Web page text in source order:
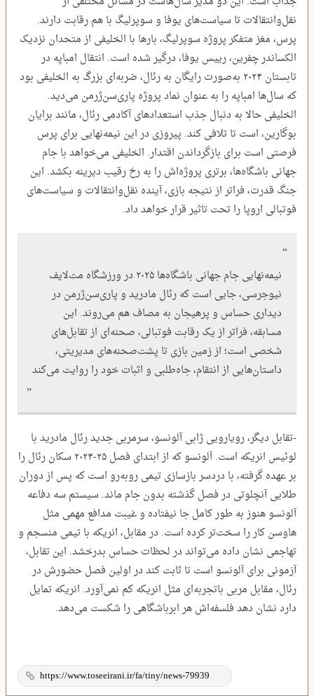
نقل‌وانتقالات تا سیاست‌های یوفا و سوپرلیگ با هم رقابت دارند.
پرس، مغز متفکر پروژه سوپرلیگ، بارها با الخلیفی از متحدان نزدیک
الکساندر چفرین، رییس یوفا، درگیر شده است. انتقال امباپه در
تابستان ۲۰۲۴ به‌صورت رایگان به رئال، ضربه‌ای بزرگ به الخلیفی بود
که سال‌ها امباپه را به ‌عنوان نماد پروژه پاری‌سن‌ژرمن می‌دید.
الخلیفی حالا به دنبال جذب استعدادهای آکادمی رئال، مانند برایان
بوگارین، است تا تلافی کند. پیروزی در این نیمه‌نهایی برای پرس
فرصتی است برای بازگرداندن اقتدار. الخلیفی می‌خواهد با جام
جهانی باشگاه‌ها، برتری پروژه‌اش را به رخ رقیب دیرینه بکشد. این
جنگ قدرت، فراتر از نتیجه بازی، آینده نقل‌وانتقالات و سیاست‌های
فوتبالی اروپا را تحت تاثیر قرار خواهد داد.
نیمه‌نهایی جام جهانی باشگاه‌ها ۲۰۲۵ در ورزشگاه مت‌لایف
نیوجرسی، جایی است که رئال مادرید و پاری‌سن‌ژرمن در
دیداری حساس و پرهیجان به مصاف هم می‌روند. این
مسابقه، فراتر از یک رقابت فوتبالی، صحنه‌ای از تقابل‌های
شخصی است؛ از زمین بازی تا پشت‌صحنه‌های مدیریتی،
داستان‌هایی از انتقام، جاه‌طلبی و اثبات خود را روایت می‌کند
-تقابل دیگر، رویارویی ژابی آلونسو، سرمربی جدید رئال مادرید با
لوئیس انریکه است. آلونسو که از ابتدای فصل ۲۵-۲۰۲۴ سکان رئال را
بر عهده گرفته، با دردسر بازسازی تیمی روبه‌رو است که پس از دوران
طلایی آنچلوتی در فصل گذشته بدون جام ماند. سیستم سه دفاعه
آلونسو هنوز به‌ طور کامل جا نیفتاده و غیبت مدافع مهمی مثل
هاوسن کار را سخت‌تر کرده است. در مقابل، انریکه با تیمی منسجم و
تهاجمی نشان داده می‌تواند در لحظات حساس بدرخشد. این تقابل،
آزمونی برای آلونسو است تا ثابت کند در اولین فصل حضورش در
رئال، مقابل مربی باتجربه‌ای مثل انریکه کم نمی‌آورد. انریکه تمایل
دارد نشان دهد فلسفه‌اش هر ابرباشگاهی را شکست می‌دهد.